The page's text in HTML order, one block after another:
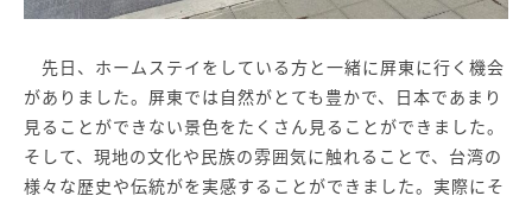
先日、ホームステイをしている方と一緒に屏東に行く機会
がありました。屏東では自然がとても豊かで、日本であまり
見ることができない景色をたくさん見ることができました。
そして、現地の文化や民族の雰囲気に触れることで、台湾の
様々な歴史や伝統がを実感することができました。実際にそ